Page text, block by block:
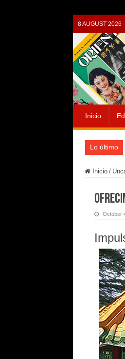
8 AUGUST 2026
Inicio
Lo último
Inicio /
October